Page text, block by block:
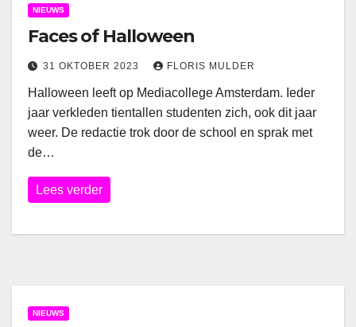
NIEUWS
Faces of Halloween
31 OKTOBER 2023 FLORIS MULDER
Halloween leeft op Mediacollege Amsterdam. Ieder
jaar verkleden tientallen studenten zich, ook dit jaar
weer. De redactie trok door de school en sprak met
de…
Lees verder
NIEUWS